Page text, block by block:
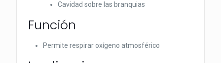
Cavidad sobre las branquias
Función
Permite respirar oxígeno atmosférico